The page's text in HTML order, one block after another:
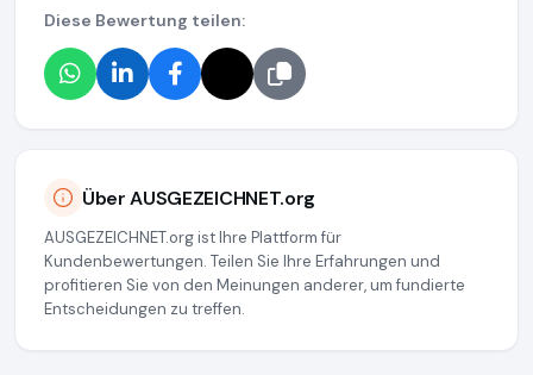
Diese Bewertung teilen:
Über AUSGEZEICHNET.org
AUSGEZEICHNET.org ist Ihre Plattform für
Kundenbewertungen. Teilen Sie Ihre Erfahrungen und
profitieren Sie von den Meinungen anderer, um fundierte
Entscheidungen zu treffen.